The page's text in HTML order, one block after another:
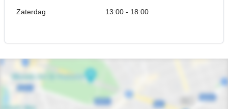
Zaterdag 13:00 - 18:00